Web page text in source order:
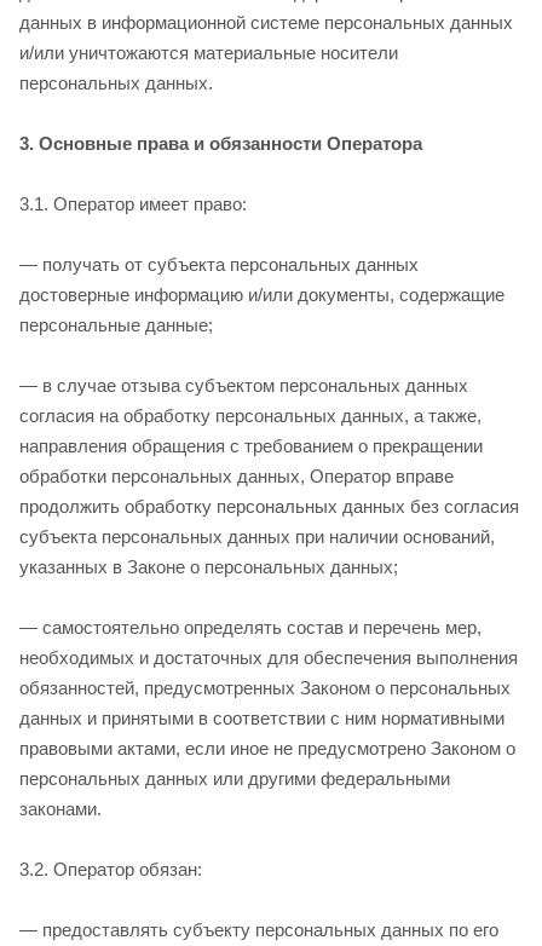
данных в информационной системе персональных данных
и/или уничтожаются материальные носители
персональных данных.
3. Основные права и обязанности Оператора
3.1. Оператор имеет право:
— получать от субъекта персональных данных
достоверные информацию и/или документы, содержащие
персональные данные;
— в случае отзыва субъектом персональных данных
согласия на обработку персональных данных, а также,
направления обращения с требованием о прекращении
обработки персональных данных, Оператор вправе
продолжить обработку персональных данных без согласия
субъекта персональных данных при наличии оснований,
указанных в Законе о персональных данных;
— самостоятельно определять состав и перечень мер,
необходимых и достаточных для обеспечения выполнения
обязанностей, предусмотренных Законом о персональных
данных и принятыми в соответствии с ним нормативными
правовыми актами, если иное не предусмотрено Законом о
персональных данных или другими федеральными
законами.
3.2. Оператор обязан:
— предоставлять субъекту персональных данных по его